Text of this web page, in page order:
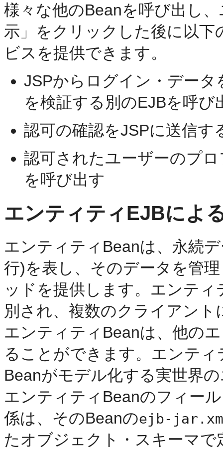
様々な他のBeanを呼び出し
示」をクリックした後に以
ビスを提供できます。
JSPからログイン・デー
を検証する別のEJBを呼び
認可の確認をJSPに送信す
認可されたユーザーのプ
を呼び出す
エンティティEJBによ
エンティティBeanは、永続
行)を表し、そのデータを管
ッドを提供します。エンテ
別され、複数のクライアン
エンティティBeanは、他の
ることができます。エンテ
Beanがモデル化する実世界
エンティティBeanのフィー
係は、そのBeanのejb-
たオブジェクト・スキーマで